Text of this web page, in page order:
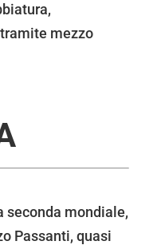
mezzo
seconda mondiale,
Passanti, quasi